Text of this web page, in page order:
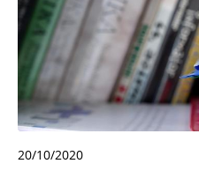
20/10/2020